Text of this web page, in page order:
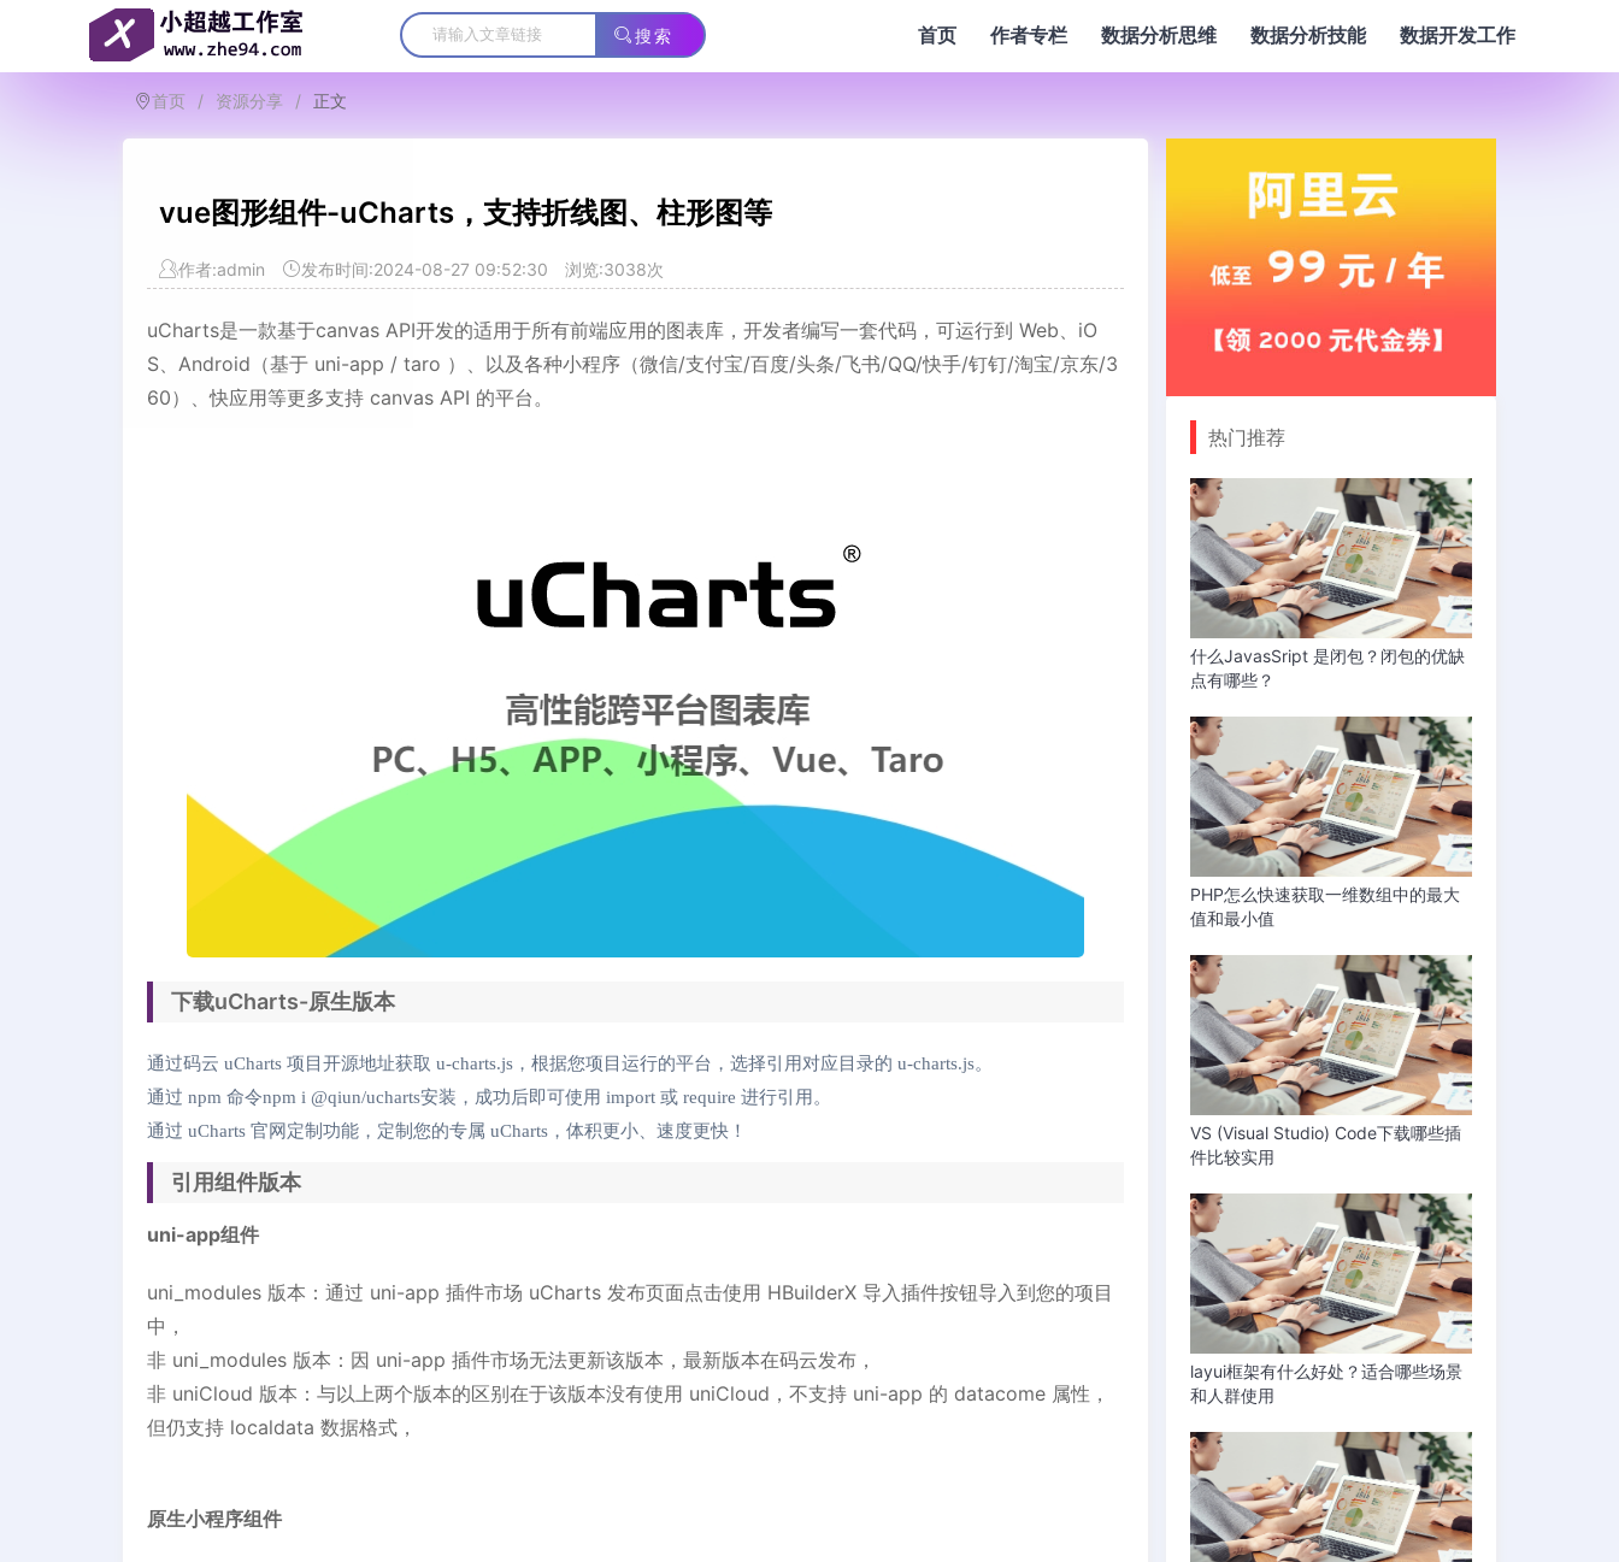
搜索 首页 作者专栏 数据分析思维 数据分析技能 数据开发工作
首页 / 资源分享 / 正文
vue图形组件-uCharts，支持折线图、柱形图等
作者:admin 发布时间:2024-08-27 09:52:30 浏览:3038次
uCharts是一款基于canvas API开发的适用于所有前端应用的图表库，开发者编写一套代码，可运行到 Web、iO
S、Android（基于 uni-app / taro ）、以及各种小程序（微信/支付宝/百度/头条/飞书/QQ/快手/钉钉/淘宝/京东/3
60）、快应用等更多支持 canvas API 的平台。
下载uCharts-原生版本
通过码云 uCharts 项目开源地址获取 u-charts.js，根据您项目运行的平台，选择引用对应目录的 u-charts.js。
通过 npm 命令npm i @qiun/ucharts安装，成功后即可使用 import 或 require 进行引用。
通过 uCharts 官网定制功能，定制您的专属 uCharts，体积更小、速度更快！
引用组件版本
uni-app组件
uni_modules 版本：通过 uni-app 插件市场 uCharts 发布页面点击使用 HBuilderX 导入插件按钮导入到您的项目
中，
非 uni_modules 版本：因 uni-app 插件市场无法更新该版本，最新版本在码云发布，
非 uniCloud 版本：与以上两个版本的区别在于该版本没有使用 uniCloud，不支持 uni-app 的 datacome 属性，
但仍支持 localdata 数据格式，
原生小程序组件
热门推荐
什么JavasSript 是闭包？闭包的优缺
点有哪些？
PHP怎么快速获取一维数组中的最大
值和最小值
VS (Visual Studio) Code下载哪些插
件比较实用
layui框架有什么好处？适合哪些场景
和人群使用